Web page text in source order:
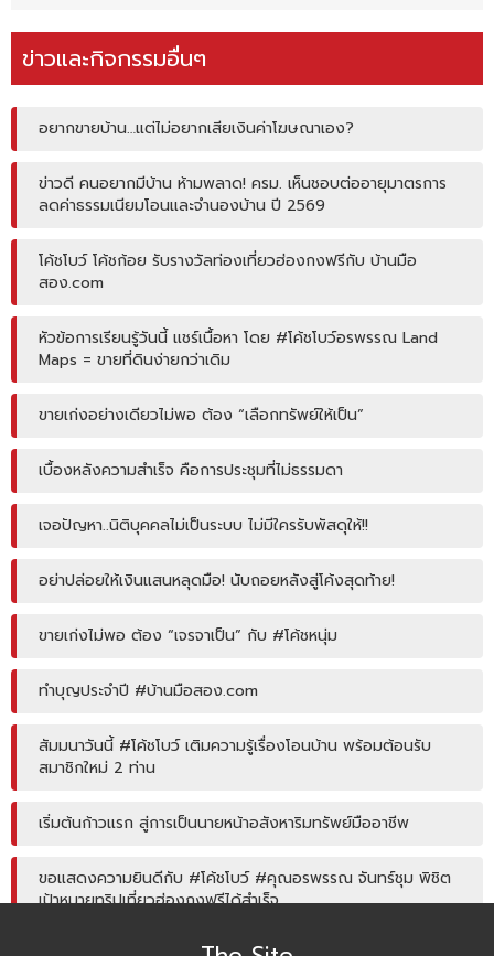
ข่าวและกิจกรรมอื่นๆ
อยากขายบ้าน…แต่ไม่อยากเสียเงินค่าโฆษณาเอง?
ข่าวดี คนอยากมีบ้าน ห้ามพลาด! ครม. เห็นชอบต่ออายุมาตรการ
ลดค่าธรรมเนียมโอนและจำนองบ้าน ปี 2569
โค้ชโบว์ โค้ชก้อย รับรางวัลท่องเที่ยวฮ่องกงฟรีกับ บ้านมือ
สอง.com
หัวข้อการเรียนรู้วันนี้ แชร์เนื้อหา โดย #โค้ชโบว์อรพรรณ Land
Maps = ขายที่ดินง่ายกว่าเดิม
ขายเก่งอย่างเดียวไม่พอ ต้อง “เลือกทรัพย์ให้เป็น”
เบื้องหลังความสำเร็จ คือการประชุมที่ไม่ธรรมดา
เจอปัญหา..นิติบุคคลไม่เป็นระบบ ไม่มีใครรับพัสดุให้!!
อย่าปล่อยให้เงินแสนหลุดมือ! นับถอยหลังสู่โค้งสุดท้าย!
ขายเก่งไม่พอ ต้อง “เจรจาเป็น” กับ #โค้ชหนุ่ม
ทำบุญประจำปี #บ้านมือสอง.com
สัมมนาวันนี้ #โค้ชโบว์ เติมความรู้เรื่องโอนบ้าน พร้อมต้อนรับ
สมาชิกใหม่ 2 ท่าน
เริ่มต้นก้าวแรก สู่การเป็นนายหน้าอสังหาริมทรัพย์มืออาชีพ
ขอแสดงความยินดีกับ #โค้ชโบว์ #คุณอรพรรณ จันทร์ชุม พิชิต
เป้าหมายทริปเที่ยวฮ่องกงฟรีได้สำเร็จ